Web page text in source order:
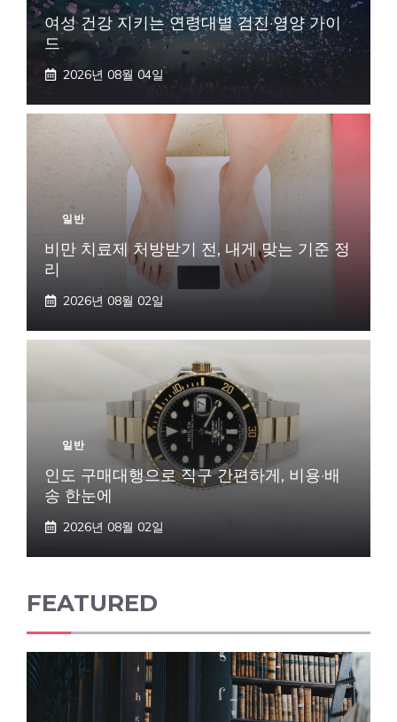
여성 건강 지키는 연령대별 검진·영양 가이
드
2026년 08월 04일
일반
비만 치료제 처방받기 전, 내게 맞는 기준 정
리
2026년 08월 02일
일반
인도 구매대행으로 직구 간편하게, 비용·배
송 한눈에
2026년 08월 02일
FEATURED